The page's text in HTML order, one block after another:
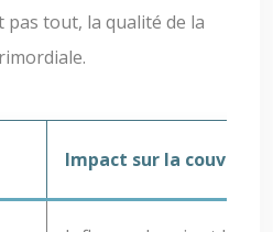
pas tout, la qualité de la
Impact sur la